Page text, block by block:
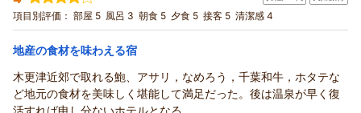
ら幸いです。
また、当館自慢の室内露天風呂とお食事を高く評価していただ
き、大変光栄に存じます。
すが、周辺の景色や散策スポットをお楽しみいただけていると
のこと、大変嬉しく存じます。
しかしながら、チェックアウトの時、フロントにいらした三人の
スタッフが、この件をきちんと共有されていて、１０時でチェッ
ました。
食事は、十分な品数でしたが、以前利用した時より品数、質とも
落ちているなぁと感じました。でも物価高騰の中、他のホテルか
ら比べると頑張っていると思います。煮あわびの味、いくら、と
宿泊プラン： 【三日月スタンダード】フリーフロー＆ビュッフェ
朝・夕
宿泊価格帯： 19,001～20,000円(大人一人あたり/税込)
龍宮城スパ・ホテル三日月 富士見亭からの返信
きょんちゃん 様
項目別評価： 部屋 5 風呂 3 朝食 5 夕食 5 接客 5 清潔感 4
地産の食材を味わえる宿
木更津近郊で取れる鮑、アサリ，なめろう，千葉和牛，ホタテな
ど地元の食材を美味しく堪能して満足だった。後は温泉が早く復
活すれば申し分ないホテルとなる。